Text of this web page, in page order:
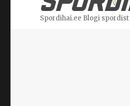
Spordihai.ee Blogi spordist